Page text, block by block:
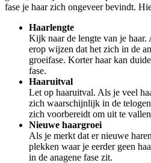
fase je haar zich ongeveer bevindt.
Haarlengte
Kijk naar de lengte van je haar.
erop wijzen dat het zich in de
groeifase. Korter haar kan
fase.
Haaruitval
Let op haaruitval. Als je veel
zich waarschijnlijk in de
zich voorbereidt om uit te
Nieuwe haargroei
Als je merkt dat er nieuwe
plekken waar je eerder geen
in de anagene fase zit.